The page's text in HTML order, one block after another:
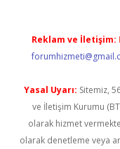
Reklam ve İletişim:
Yasal Uyarı: Sitemiz,
ve İletişim Kurumu
olarak hizmet
olarak denetleme veya